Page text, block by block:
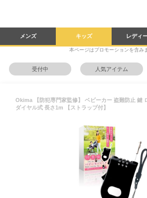
メンズ キッズ レディ
本ページはプロモーションを含み
受付中 人気アイテム
Okima 【防犯専門家監修】 ベビーカー 盗難防止 鍵
ダイヤル式 長さ1m 【ストラップ付】